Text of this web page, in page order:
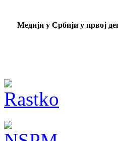
Mедији у Србији у првој